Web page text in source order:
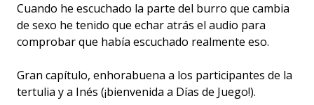
Cuando he escuchado la parte del burro que cambia
de sexo he tenido que echar atrás el audio para
comprobar que había escuchado realmente eso.
Gran capítulo, enhorabuena a los participantes de la
tertulia y a Inés (¡bienvenida a Días de Juego!).